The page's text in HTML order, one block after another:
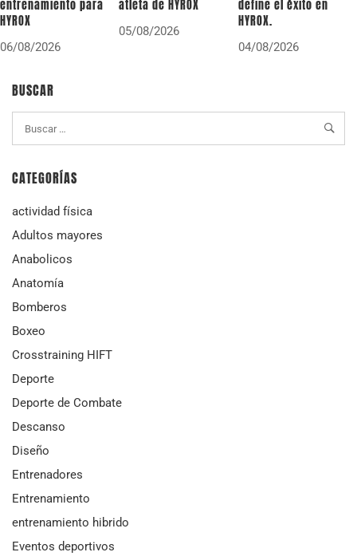
entrenamiento para
HYROX
06/08/2026
atleta de HYROX
05/08/2026
define el éxito en
HYROX.
04/08/2026
BUSCAR
CATEGORÍAS
actividad física
Adultos mayores
Anabolicos
Anatomía
Bomberos
Boxeo
Crosstraining HIFT
Deporte
Deporte de Combate
Descanso
Diseño
Entrenadores
Entrenamiento
entrenamiento hibrido
Eventos deportivos